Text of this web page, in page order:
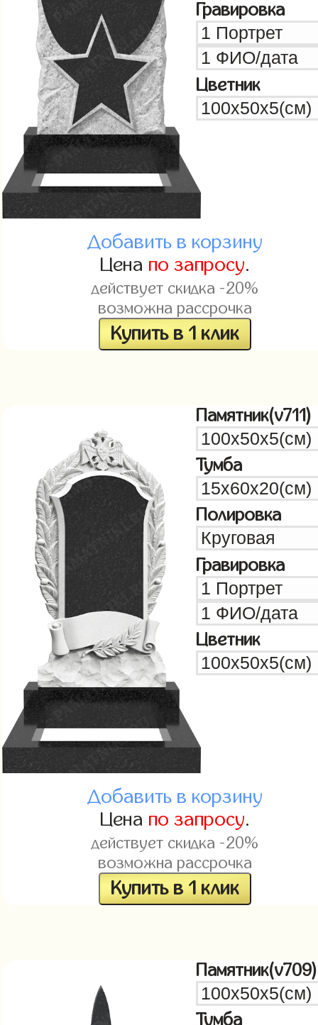
Гравировка
Цветник
Добавить в корзину
Цена по запросу.
действует скидка -20%
возможна рассрочка
Купить в 1 клик
Памятник(v711)
Тумба
Полировка
Гравировка
Цветник
Добавить в корзину
Цена по запросу.
действует скидка -20%
возможна рассрочка
Купить в 1 клик
Памятник(v709)
Тумба